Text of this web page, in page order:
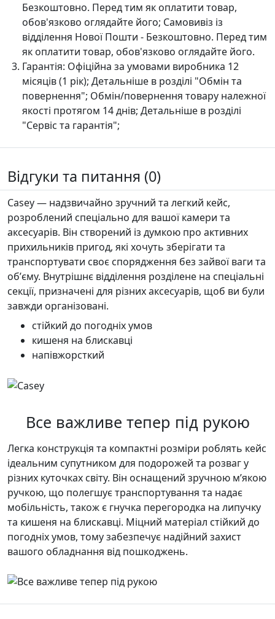
Безкоштовно. Перед тим як оплатити товар,
обов'язково оглядайте його; Самовивіз із
відділення Нової Пошти - Безкоштовно. Перед тим
як оплатити товар, обов'язково оглядайте його.
Гарантія: Офіційна за умовами виробника 12
місяців (1 рік); Детальніше в розділі "Oбмін та
повернення"; Обмін/повернення товару належної
якості протягом 14 днів; Детальніше в розділі
"Сервіс та гарантія";
Відгуки та питання (0)
Casey — надзвичайно зручний та легкий кейс,
розроблений спеціально для вашої камери та
аксесуарів. Він створений із думкою про активних
прихильників пригод, які хочуть зберігати та
транспортувати своє спорядження без зайвої ваги та
обʼєму. Внутрішнє відділення розділене на спеціальні
секції, призначені для різних аксесуарів, щоб ви були
завжди організовані.
стійкий до погодніх умов
кишеня на блискавці
напівжорсткий
Все важливе тепер під рукою
Легка конструкція та компактні розміри роблять кейс
ідеальним супутником для подорожей та розваг у
різних куточках світу. Він оснащений зручною мʼякою
ручкою, що полегшує транспортування та надає
мобільність, також є гнучка перегородка на липучку
та кишеня на блискавці. Міцний матеріал стійкий до
погодніх умов, тому забезпечує надійний захист
вашого обладнання від пошкоджень.